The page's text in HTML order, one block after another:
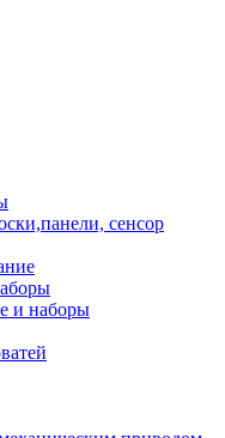
сенсор
и наборы